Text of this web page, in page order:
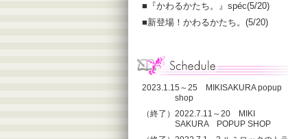
■ 『かわるかたち。』spéc(5/20)
■新登場！かわるかたち。(5/20)
2023.1.15～25 MIKISAKURA popup
shop
（終了）2022.7.11～20 MIKI
SAKURA POPUP SHOP